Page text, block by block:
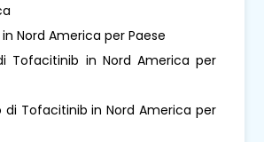
Nord America per Paese
Tofacitinib in Nord America per
di Tofacitinib in Nord America per